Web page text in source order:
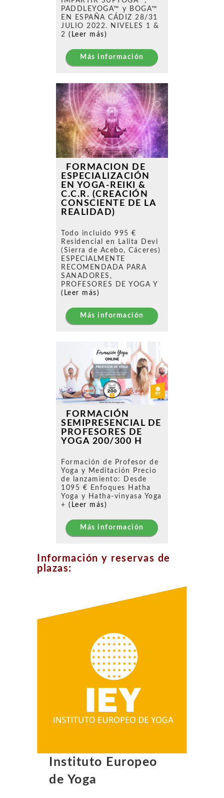
PADDLEYOGA™ y BOGA™
EN ESPAÑA CÁDIZ 28/31
JULIO 2022. NIVELES 1 &
2 (Leer más)
Más información
FORMACION DE
ESPECIALIZACIÓN
EN YOGA-REIKI &
C.C.R. (CREACIÓN
CONSCIENTE DE LA
REALIDAD)
Todo incluido 995 €
Residencial en Lalita Devi
(Sierra de Acebo, Cáceres)
ESPECIALMENTE
RECOMENDADA PARA
SANADORES,
PROFESORES DE YOGA Y
(Leer más)
Más información
FORMACIÓN
SEMIPRESENCIAL DE
PROFESORES DE
YOGA 200/300 H
Formación de Profesor de
Yoga y Meditación Precio
de lanzamiento: Desde
1095 € Enfoques Hatha
Yoga y Hatha-vinyasa Yoga
+ (Leer más)
Más información
Información y reservas de
plazas:
Instituto Europeo
de Yoga